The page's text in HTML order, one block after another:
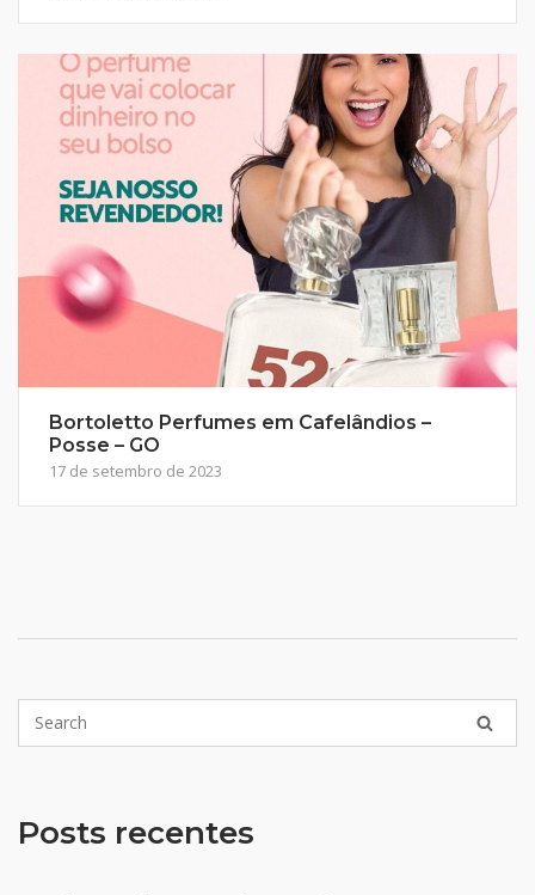
Bortoletto Perfumes em Cafelândios –
Posse – GO
17 de setembro de 2023
Posts recentes